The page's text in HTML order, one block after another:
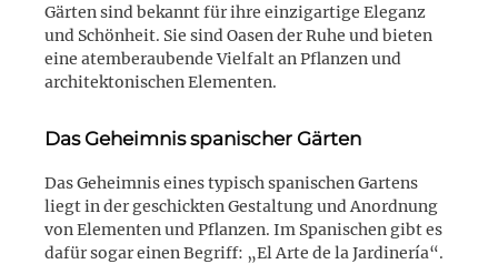
Gärten sind bekannt für ihre einzigartige Eleganz
und Schönheit. Sie sind Oasen der Ruhe und bieten
eine atemberaubende Vielfalt an Pflanzen und
architektonischen Elementen.
Das Geheimnis spanischer Gärten
Das Geheimnis eines typisch spanischen Gartens
liegt in der geschickten Gestaltung und Anordnung
von Elementen und Pflanzen. Im Spanischen gibt es
dafür sogar einen Begriff: „El Arte de la Jardinería“.